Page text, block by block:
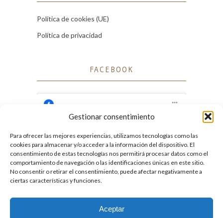
Gestionar consentimiento
Para ofrecer las mejores experiencias, utilizamos tecnologías como las
cookies para almacenar y/o acceder a la información del dispositivo. El
consentimiento de estas tecnologías nos permitirá procesar datos como el
comportamiento de navegación o las identificaciones únicas en este sitio.
No consentir o retirar el consentimiento, puede afectar negativamente a
ciertas características y funciones.
Aceptar
Política de cookies (UE)
Política de privacidad
FACEBOOK
Facebook
Haz clic para aceptar cookies de marketing
y permitir este contenido